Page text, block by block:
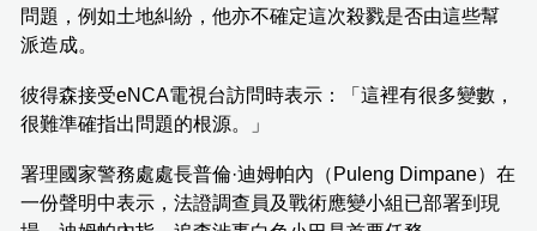
問題，例如土地糾紛，他亦不確定這次殺戮是否由這些幫
派造成。
彼得森接受eNCA電視台訪問時表示：「這裡有很多變數，
很難準確指出問題的根源。」
署理國家警務處處長普倫·迪姆帕內（Puleng Dimpane）在
一份聲明中表示，法證調查員及戰術應變小組已部署到現